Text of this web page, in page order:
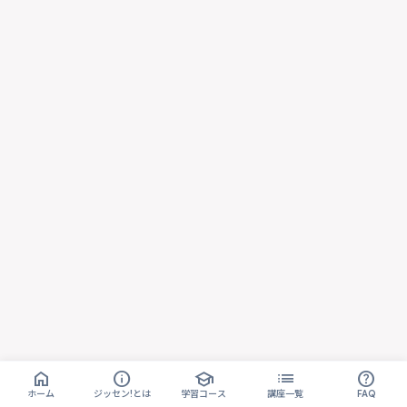
home
ホーム
info
ジッセン!とは
school
学習コース
list
講座一覧
help
FAQ